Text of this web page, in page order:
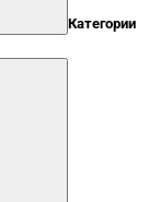
Категории